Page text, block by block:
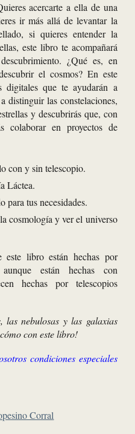
acercarte a ella de una
ir más allá de levantar la
si quieres entender la
este libro te acompañará
¿Qué es, en
el cosmos? En este
digitales que te ayudarán a
distinguir las constelaciones,
y descubrirás que, con
colaborar en proyectos de
con y sin telescopio.
Láctea.
para tus necesidades.
cosmología y ver el universo
libro están hechas por
están hechas con
hechas por telescopios
las nebulosas y las galaxias
con este libro!
condiciones especiales
Corral